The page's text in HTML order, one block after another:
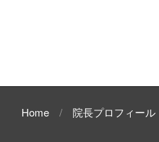
Home 院長プロフィール